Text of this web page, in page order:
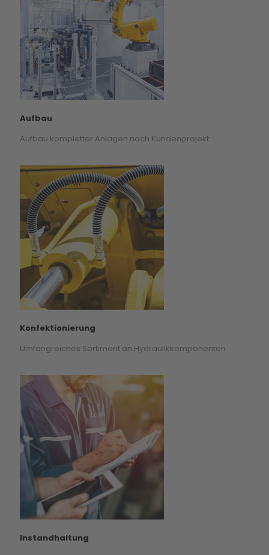
Aufbau
Aufbau kompletter Anlagen nach Kundenprojekt
Konfektionierung
Umfangreiches Sortiment an Hydraulikkomponenten
Instandhaltung